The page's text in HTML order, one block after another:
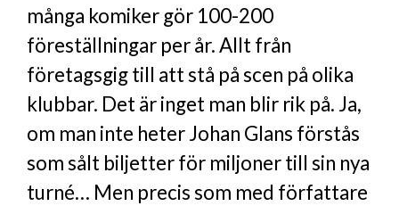
många komiker gör 100-200
föreställningar per år. Allt från
företagsgig till att stå på scen på olika
klubbar. Det är inget man blir rik på. Ja,
om man inte heter Johan Glans förstås
som sålt biljetter för miljoner till sin nya
turné… Men precis som med författare